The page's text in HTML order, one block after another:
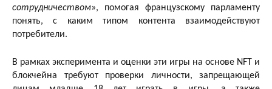
сотрудничеством», помогая французскому парламенту
понять, с каким типом контента взаимодействуют
потребители.
В рамках эксперимента и оценки эти игры на основе NFT и
блокчейна требуют проверки личности, запрещающей